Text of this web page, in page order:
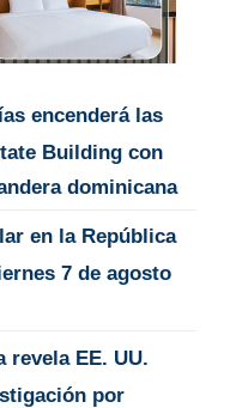
encenderá las
Building con
dominicana
en la República
7 de agosto
revela EE. UU.
por